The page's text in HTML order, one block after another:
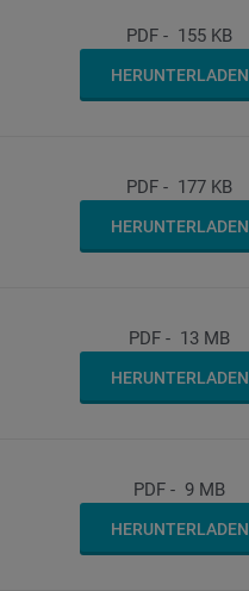
PDF - 155 KB
HERUNTERLADEN
PDF - 177 KB
HERUNTERLADEN
PDF - 13 MB
HERUNTERLADEN
PDF - 9 MB
HERUNTERLADEN